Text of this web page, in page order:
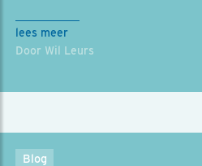
lees meer
Door Wil Leurs
Blog